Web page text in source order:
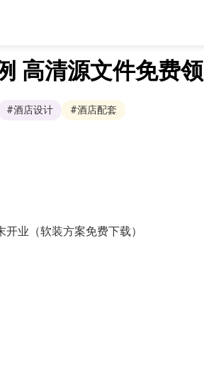
高清源文件免费领
#酒店设计 #酒店配套
业（软装方案免费下载）